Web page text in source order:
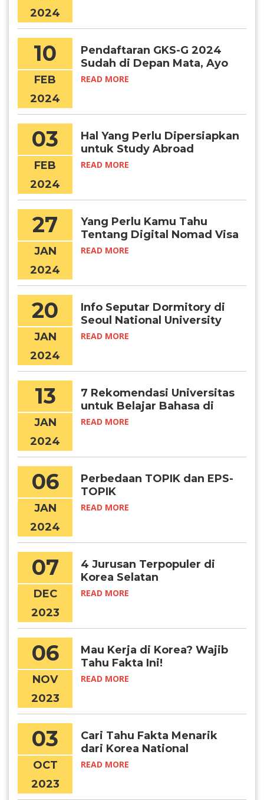
2024
10
FEB
2024
Pendaftaran GKS-G 2024
Sudah di Depan Mata, Ayo
Persiapkan Diri!
READ MORE
03
FEB
2024
Hal Yang Perlu Dipersiapkan
untuk Study Abroad
READ MORE
27
JAN
2024
Yang Perlu Kamu Tahu
Tentang Digital Nomad Visa
Korea
READ MORE
20
JAN
2024
Info Seputar Dormitory di
Seoul National University
READ MORE
13
JAN
2024
7 Rekomendasi Universitas
untuk Belajar Bahasa di
Korea
READ MORE
06
JAN
2024
Perbedaan TOPIK dan EPS-
TOPIK
READ MORE
07
DEC
2023
4 Jurusan Terpopuler di
Korea Selatan
READ MORE
06
NOV
2023
Mau Kerja di Korea? Wajib
Tahu Fakta Ini!
READ MORE
03
OCT
2023
Cari Tahu Fakta Menarik
dari Korea National
Foundation Day
READ MORE